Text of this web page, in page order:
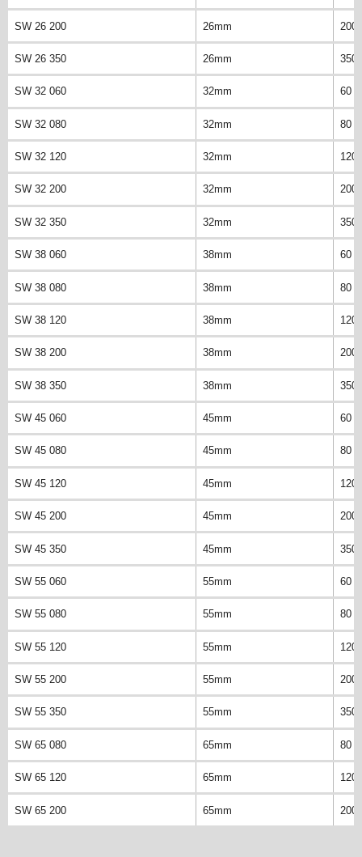
SW 26 200 26mm 200
SW 26 350 26mm 350
SW 32 060 32mm 60
SW 32 080 32mm 80
SW 32 120 32mm 120
SW 32 200 32mm 200
SW 32 350 32mm 350
SW 38 060 38mm 60
SW 38 080 38mm 80
SW 38 120 38mm 120
SW 38 200 38mm 200
SW 38 350 38mm 350
SW 45 060 45mm 60
SW 45 080 45mm 80
SW 45 120 45mm 120
SW 45 200 45mm 200
SW 45 350 45mm 350
SW 55 060 55mm 60
SW 55 080 55mm 80
SW 55 120 55mm 120
SW 55 200 55mm 200
SW 55 350 55mm 350
SW 65 080 65mm 80
SW 65 120 65mm 120
SW 65 200 65mm 200